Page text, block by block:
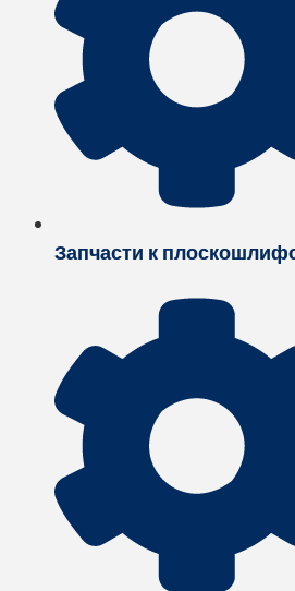
Запчасти к